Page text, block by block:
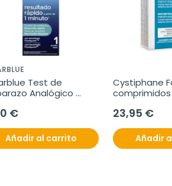
Test de
Analógico
€
Añadir al carrito
Cystiphane
comprimidos
23,95 €
Añadir